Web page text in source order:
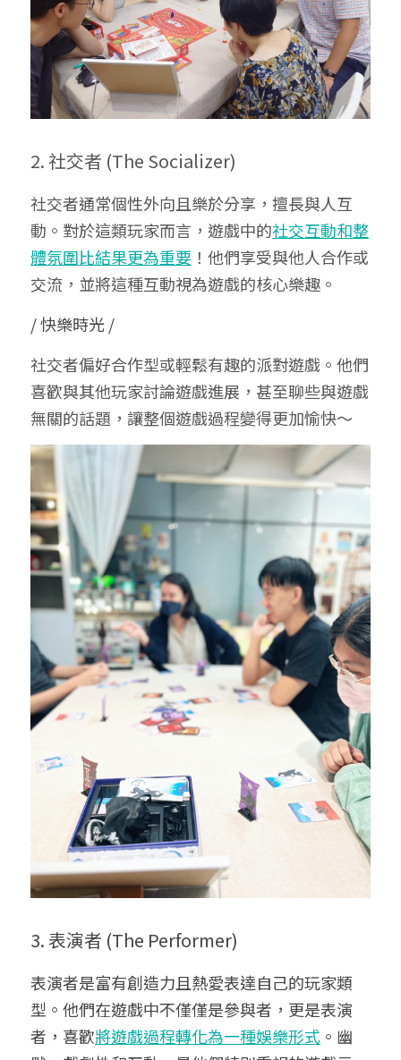
2. 社交者 (The Socializer)
社交者通常個性外向且樂於分享，擅長與人互
動。對於這類玩家而言，遊戲中的社交互動和整
體氛圍比結果更為重要 ！他們享受與他人合作或
交流，並將這種互動視為遊戲的核心樂趣。
/ 快樂時光 /
社交者偏好合作型或輕鬆有趣的派對遊戲。他們
喜歡與其他玩家討論遊戲進展，甚至聊些與遊戲
無關的話題，讓整個遊戲過程變得更加愉快～
3. 表演者 (The Performer)
表演者是富有創造力且熱愛表達自己的玩家類
型。他們在遊戲中不僅僅是參與者，更是表演
者，喜歡將遊戲過程轉化為一種娛樂形式 。幽